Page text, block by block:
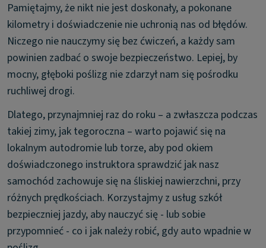
Pamiętajmy, że nikt nie jest doskonały, a pokonane
kilometry i doświadczenie nie uchronią nas od błędów.
Niczego nie nauczymy się bez ćwiczeń, a każdy sam
powinien zadbać o swoje bezpieczeństwo. Lepiej, by
mocny, głęboki poślizg nie zdarzył nam się pośrodku
ruchliwej drogi.
Dlatego, przynajmniej raz do roku – a zwłaszcza podczas
takiej zimy, jak tegoroczna – warto pojawić się na
lokalnym autodromie lub torze, aby pod okiem
doświadczonego instruktora sprawdzić jak nasz
samochód zachowuje się na śliskiej nawierzchni, przy
różnych prędkościach. Korzystajmy z usług szkół
bezpieczniej jazdy, aby nauczyć się - lub sobie
przypomnieć - co i jak należy robić, gdy auto wpadnie w